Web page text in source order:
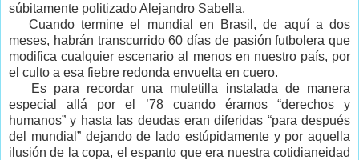
súbitamente politizado Alejandro Sabella.
Cuando termine el mundial en Brasil, de aquí a dos
meses, habrán transcurrido 60 días de pasión futbolera que
modifica cualquier escenario al menos en nuestro país, por
el culto a esa fiebre redonda envuelta en cuero.
Es para recordar una muletilla instalada de manera
especial allá por el ’78 cuando éramos “derechos y
humanos” y hasta las deudas eran diferidas “para después
del mundial” dejando de lado estúpidamente y por aquella
ilusión de la copa, el espanto que era nuestra cotidianeidad